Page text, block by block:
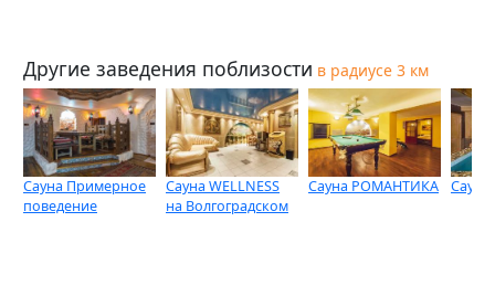
Другие заведения поблизости в радиусе 3 км
Сауна Примерное
поведение
Сауна WELLNESS
на Волгоградском
Сауна РОМАНТИКА Сауна